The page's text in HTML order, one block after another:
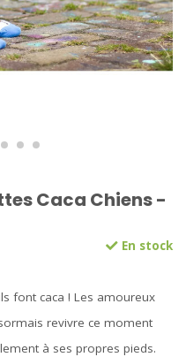
Caca Chiens -
En stock
font caca ! Les amoureux
revivre ce moment
à ses propres pieds.